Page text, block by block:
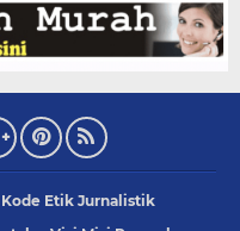
Kode Etik Jurnalistik